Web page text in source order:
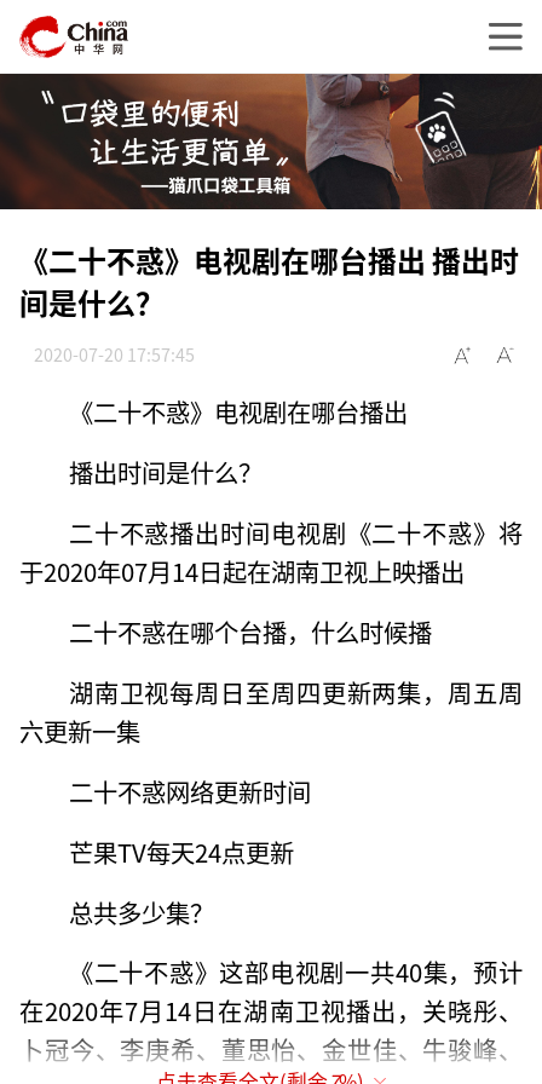
《二十不惑》电视剧在哪台播出 播出时
间是什么？
2020-07-20 17:57:45
《二十不惑》电视剧在哪台播出
播出时间是什么？
二十不惑播出时间电视剧《二十不惑》将
于2020年07月14日起在湖南卫视上映播出
二十不惑在哪个台播，什么时候播
湖南卫视每周日至周四更新两集，周五周
六更新一集
二十不惑网络更新时间
芒果TV每天24点更新
总共多少集？
《二十不惑》这部电视剧一共40集，预计
在2020年7月14日在湖南卫视播出，关晓彤、
卜冠今、李庚希、董思怡、金世佳、牛骏峰、